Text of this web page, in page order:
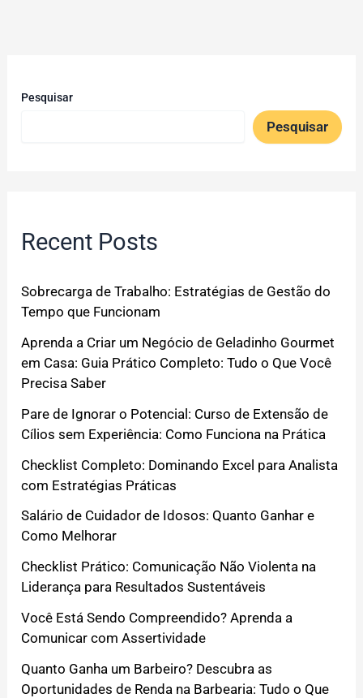
Pesquisar
Pesquisar
Recent Posts
Sobrecarga de Trabalho: Estratégias de Gestão do
Tempo que Funcionam
Aprenda a Criar um Negócio de Geladinho Gourmet
em Casa: Guia Prático Completo: Tudo o Que Você
Precisa Saber
Pare de Ignorar o Potencial: Curso de Extensão de
Cílios sem Experiência: Como Funciona na Prática
Checklist Completo: Dominando Excel para Analista
com Estratégias Práticas
Salário de Cuidador de Idosos: Quanto Ganhar e
Como Melhorar
Checklist Prático: Comunicação Não Violenta na
Liderança para Resultados Sustentáveis
Você Está Sendo Compreendido? Aprenda a
Comunicar com Assertividade
Quanto Ganha um Barbeiro? Descubra as
Oportunidades de Renda na Barbearia: Tudo o Que